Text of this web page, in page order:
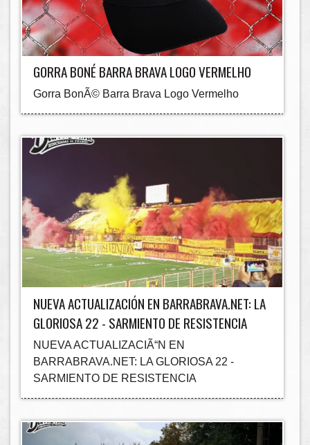
GORRA BONÉ BARRA BRAVA LOGO VERMELHO
Gorra BonÃ© Barra Brava Logo Vermelho
NUEVA ACTUALIZACIÓN EN BARRABRAVA.NET: LA
GLORIOSA 22 - SARMIENTO DE RESISTENCIA
NUEVA ACTUALIZACIÃ“N EN
BARRABRAVA.NET: LA GLORIOSA 22 -
SARMIENTO DE RESISTENCIA